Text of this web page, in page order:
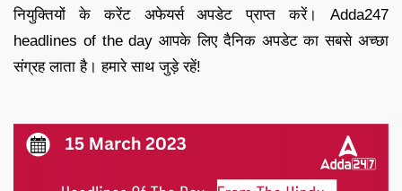
नियुक्तियों के करेंट अफेयर्स अपडेट प्राप्त करें। Adda247
headlines of the day आपके लिए दैनिक अपडेट का सबसे अच्छा
संग्रह लाता है। हमारे साथ जुड़े रहें!